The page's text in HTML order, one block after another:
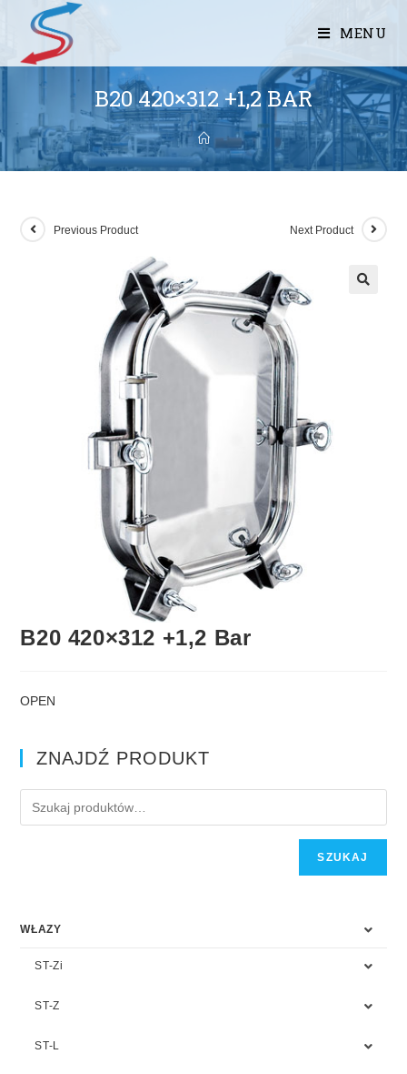
MENU
B20 420×312 +1,2 BAR
Previous Product Next Product
B20 420×312 +1,2 Bar
OPEN
ZNAJDŹ PRODUKT
SZUKAJ
WŁAZY
ST-Zi
ST-Z
ST-L